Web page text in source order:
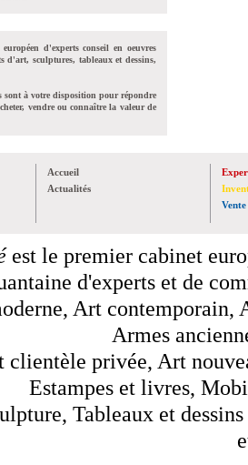
d'experts conseil en oeuvres
d'art, sculptures, tableaux et dessins,
sont à votre disposition pour répondre
vendre ou connaître la valeur de
Accueil
Actualités
Vente
est le premier cabinet
d'experts et de
Art contemporain,
Armes
clientèle privée, Art
Estampes et livres,
Tableaux et